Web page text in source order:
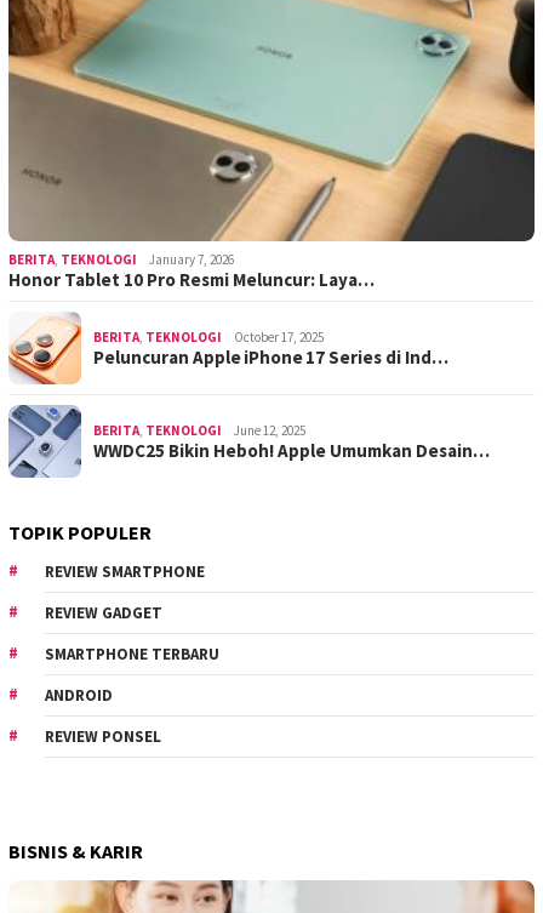
BERITA, TEKNOLOGI January 7, 2026
Honor Tablet 10 Pro Resmi Meluncur: Laya…
BERITA, TEKNOLOGI October 17, 2025
Peluncuran Apple iPhone 17 Series di Ind…
BERITA, TEKNOLOGI June 12, 2025
WWDC25 Bikin Heboh! Apple Umumkan Desain…
TOPIK POPULER
REVIEW SMARTPHONE
REVIEW GADGET
SMARTPHONE TERBARU
ANDROID
REVIEW PONSEL
BISNIS & KARIR